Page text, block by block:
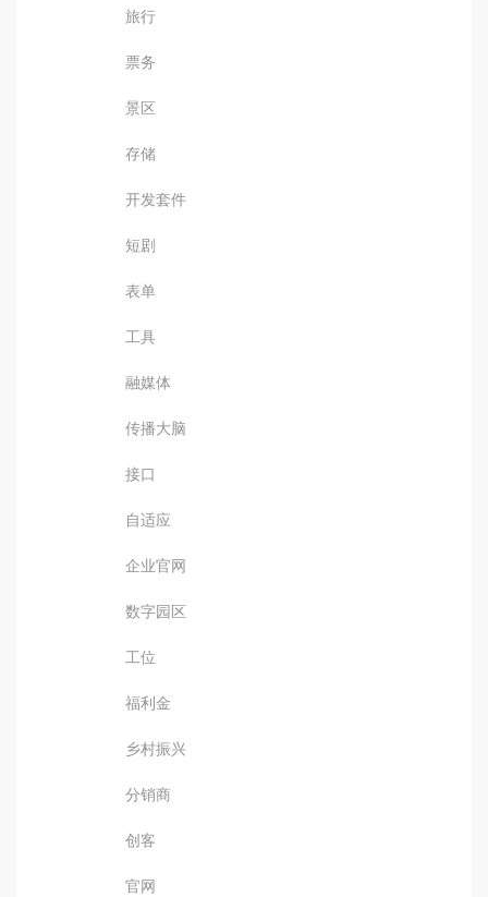
旅行
票务
景区
存储
开发套件
短剧
表单
工具
融媒体
传播大脑
接口
自适应
企业官网
数字园区
工位
福利金
乡村振兴
分销商
创客
官网